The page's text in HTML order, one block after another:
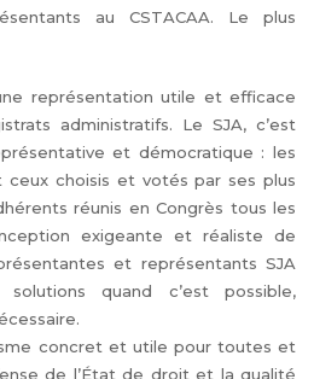
au CSTACAA. Le plus
représentation utile et efficace
administratifs. Le SJA, c’est
et démocratique : les
ceux choisis et votés par ses plus
réunis en Congrès tous les
exigeante et réaliste de
et représentants SJA
quand c’est possible,
concret et utile pour toutes et
de l’État de droit et la qualité